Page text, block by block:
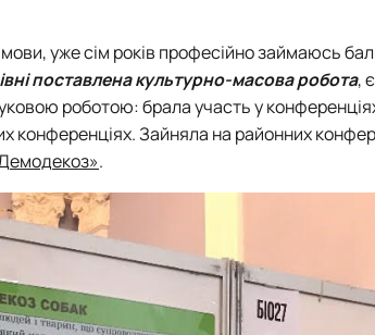
мови, уже сім років професійно займаюсь
поставлена культурно-масова робота,
роботою: брала участь у
конференціях. Зайняла на районних
.